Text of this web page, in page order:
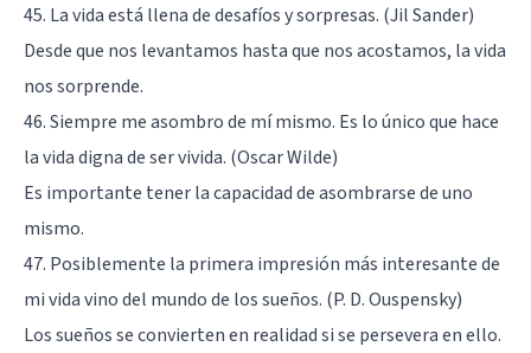
45. La vida está llena de desafíos y sorpresas. (Jil Sander)
Desde que nos levantamos hasta que nos acostamos, la vida
nos sorprende.
46. Siempre me asombro de mí mismo. Es lo único que hace
la vida digna de ser vivida. (Oscar Wilde)
Es importante tener la capacidad de asombrarse de uno
mismo.
47. Posiblemente la primera impresión más interesante de
mi vida vino del mundo de los sueños. (P. D. Ouspensky)
Los sueños se convierten en realidad si se persevera en ello.